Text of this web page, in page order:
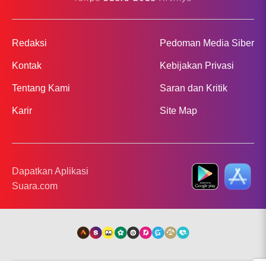
Redaksi
Kontak
Tentang Kami
Karir
Pedoman Media Siber
Kebijakan Privasi
Saran dan Kritik
Site Map
Dapatkan Aplikasi
Suara.com